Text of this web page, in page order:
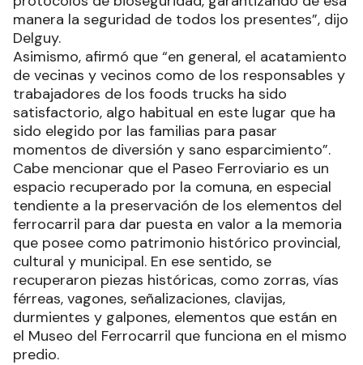
manera la seguridad de todos los presentes”, dijo
Delguy.
Asimismo, afirmó que “en general, el acatamiento
de vecinas y vecinos como de los responsables y
trabajadores de los foods trucks ha sido
satisfactorio, algo habitual en este lugar que ha
sido elegido por las familias para pasar
momentos de diversión y sano esparcimiento”.
Cabe mencionar que el Paseo Ferroviario es un
espacio recuperado por la comuna, en especial
tendiente a la preservación de los elementos del
ferrocarril para dar puesta en valor a la memoria
que posee como patrimonio histórico provincial,
cultural y municipal. En ese sentido, se
recuperaron piezas históricas, como zorras, vías
férreas, vagones, señalizaciones, clavijas,
durmientes y galpones, elementos que están en
el Museo del Ferrocarril que funciona en el mismo
predio.